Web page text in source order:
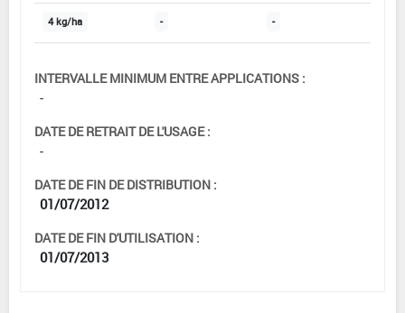
4 kg/ha - -
INTERVALLE MINIMUM ENTRE APPLICATIONS :
-
DATE DE RETRAIT DE L'USAGE :
-
DATE DE FIN DE DISTRIBUTION :
01/07/2012
DATE DE FIN D'UTILISATION :
01/07/2013